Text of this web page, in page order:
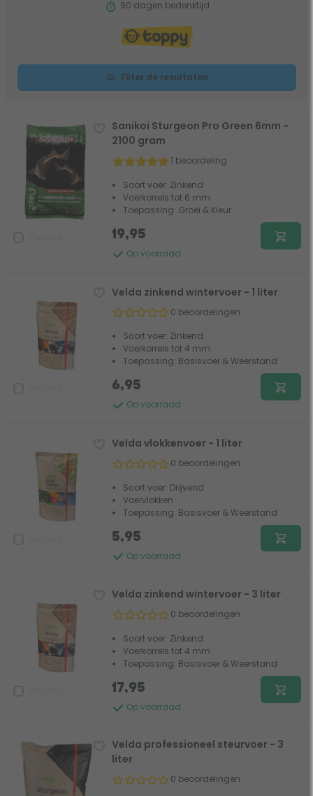
90 dagen bedenktijd
Filter de resultaten
Sanikoi Sturgeon Pro Green 6mm -
2100 gram
1 beoordeling
Soort voer: Zinkend
Voerkorrels tot 6 mm
Toepassing: Groei & Kleur
Op voorraad
19,95
Velda zinkend wintervoer - 1 liter
0 beoordelingen
Soort voer: Zinkend
Voerkorrels tot 4 mm
Toepassing: Basisvoer & Weerstand
Op voorraad
6,95
Velda vlokkenvoer - 1 liter
0 beoordelingen
Soort voer: Drijvend
Voervlokken
Toepassing: Basisvoer & Weerstand
Op voorraad
5,95
Velda zinkend wintervoer - 3 liter
0 beoordelingen
Soort voer: Zinkend
Voerkorrels tot 4 mm
Toepassing: Basisvoer & Weerstand
Op voorraad
17,95
Velda professioneel steurvoer - 3
liter
0 beoordelingen